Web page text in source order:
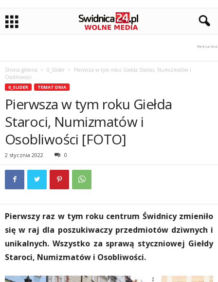
Strona główna 0_Slider
Pierwsza w tym roku Giełda Staroci, Numizmatów i
Osobliwości
0_SLIDER TEMAT DNIA
Pierwsza w tym roku Giełda
Staroci, Numizmatów i
Osobliwości [FOTO]
2 stycznia 2022 0
Pierwszy raz w tym roku centrum Świdnicy zmieniło
się w raj dla poszukiwaczy przedmiotów dziwnych i
unikalnych. Wszystko za sprawą styczniowej Giełdy
Staroci, Numizmatów i Osobliwości.